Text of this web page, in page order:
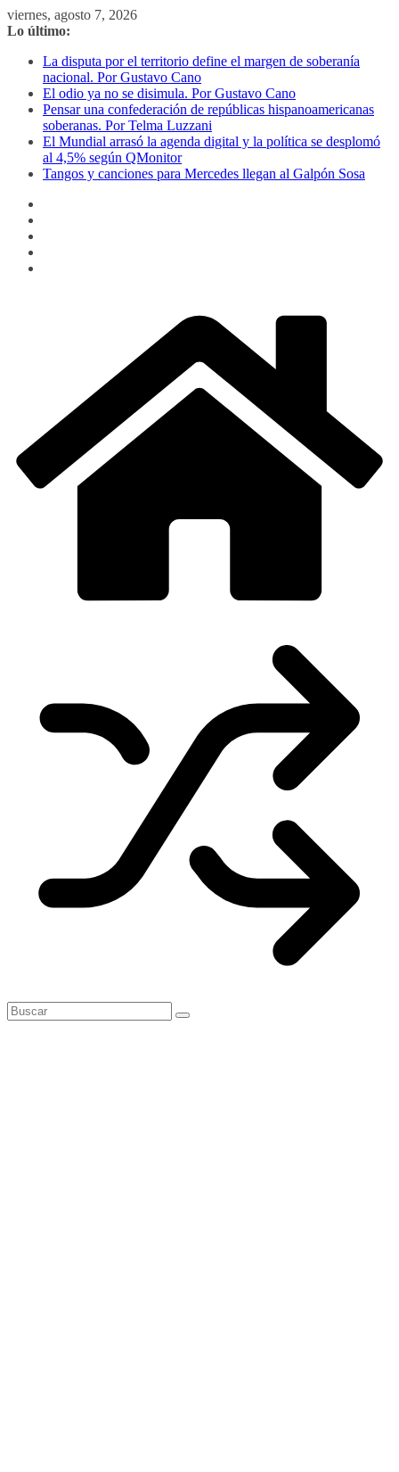
Saltar
al
viernes, agosto 7, 2026
Lo último:
La disputa por el territorio define el margen de soberanía
nacional. Por Gustavo Cano
El odio ya no se disimula. Por Gustavo Cano
Pensar una confederación de repúblicas hispanoamericanas
soberanas. Por Telma Luzzani
El Mundial arrasó la agenda digital y la política se desplomó
al 4,5% según QMonitor
Tangos y canciones para Mercedes llegan al Galpón Sosa